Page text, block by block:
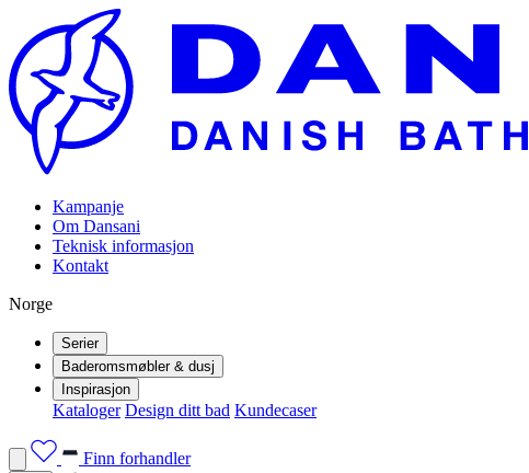
Kampanje
Om Dansani
Teknisk informasjon
Kontakt
Norge
Serier
Baderomsmøbler & dusj
Inspirasjon
Kataloger Design ditt bad Kundecaser
Finn forhandler